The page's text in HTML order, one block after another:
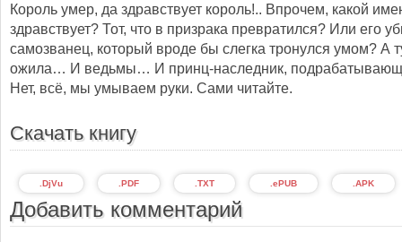
Король умер, да здравствует король!.. Впрочем, какой
здравствует? Тот, что в призрака превратился? Или его
самозванец, который вроде бы слегка тронулся умом? А
ожила… И ведьмы… И принц-наследник,
Нет, всё, мы умываем руки. Сами читайте.
Скачать книгу
.APK
.ePUB
.TXT
.PDF
.DjVu
Добавить комментарий